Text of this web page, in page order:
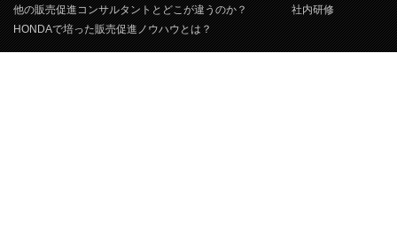
他の販売促進コンサルタントとどこが違うのか？
HONDAで培った販売促進ノウハウとは？
社内研修